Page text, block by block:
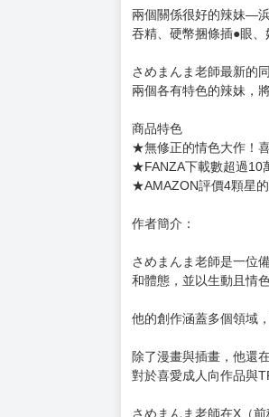
兩個關係很好的辣妹—
吞精、硬幣捆條插●眼
さめまんま老師最新的
兩個各有特色的辣妹，
商品特色
★無修正的情色大作！
★FANZA下載數超過10
★AMAZON評價4顆星
作者簡介：
さめまんま老師是一位
和體態，並以生動且情
他的創作涵蓋多個領域
除了漫畫與插畫，他還
對於喜愛成人向作品與
さめまんま老師在X（